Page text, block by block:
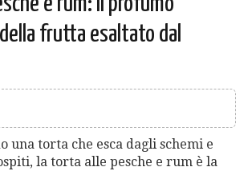
frutta esaltato dal
una torta che esca dagli schemi e
la torta alle pesche e rum è la